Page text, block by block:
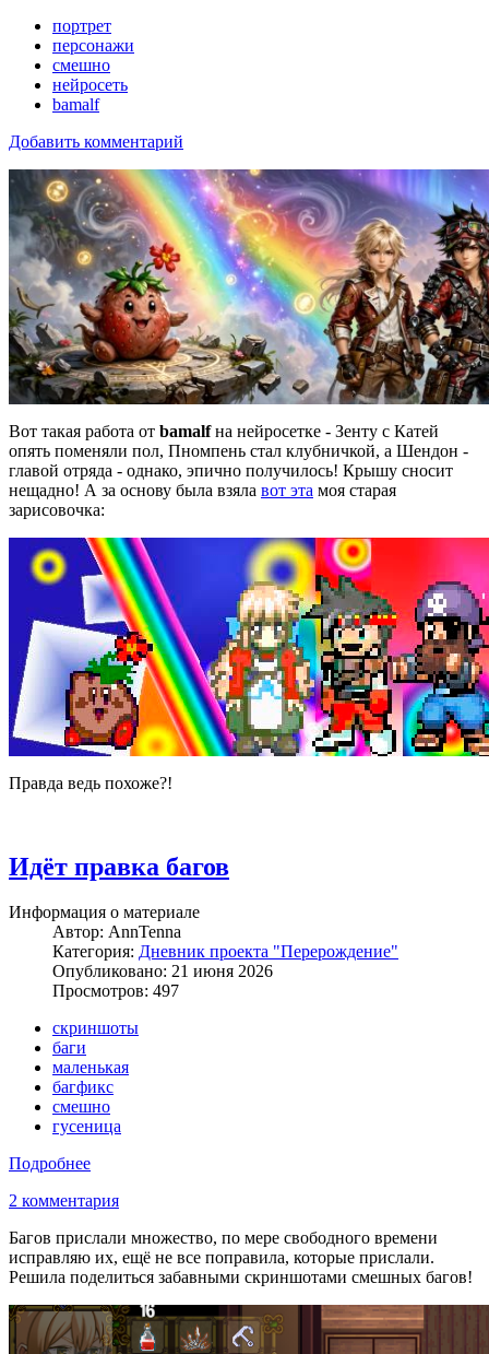
портрет
персонажи
смешно
нейросеть
bamalf
Добавить комментарий
Вот такая работа от bamalfна нейросетке - Зенту с Катей
опять поменяли пол, Пномпень стал клубничкой, а Шендон -
главой отряда - однако, эпично получилось! Крышу сносит
нещадно! А за основу была взяла вот эта моя старая
зарисовочка:
Правда ведь похоже?!
Идёт правка багов
Информация о материале
Автор: AnnTenna
Категория: Дневник проекта "Перерождение"
Опубликовано: 21 июня 2026
Просмотров: 497
скриншоты
баги
маленькая
багфикс
смешно
гусеница
Подробнее
2 комментария
Багов прислали множество, по мере свободного времени
исправляю их, ещё не все поправила, которые прислали.
Решила поделиться забавными скриншотами смешных багов!